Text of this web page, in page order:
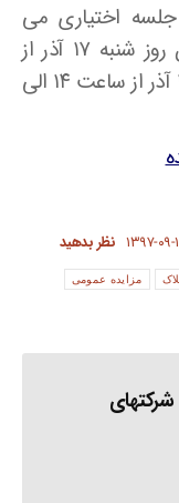
اختیاری می
باشد زمان بازدید از املاک برج تهران روز شنبه ۱۷ آذر از
ساعت ۸:۳۰ الی ۱۰:۳۰ و روز دوشنبه ۱۹ آذر از ساعت ۱۴ الی
۰۹-۱۹ نظر بدهید
مزایده عمومی